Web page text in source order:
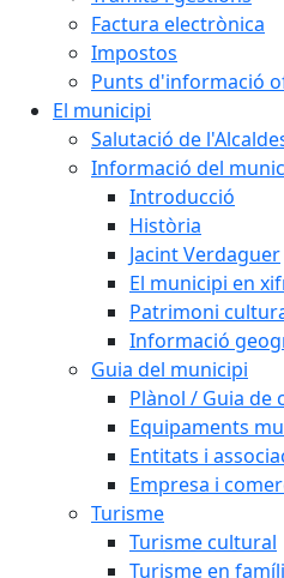
Factura electrònica
Impostos
Punts d'informació
El municipi
Salutació de
Informació del
Introducció
Història
Jacint Verdaguer
El municipi en
Patrimoni
Informació
Guia del municipi
Plànol / Guia de
Equipaments
Entitats i
Empresa i
Turisme
Turisme cultural
Turisme en